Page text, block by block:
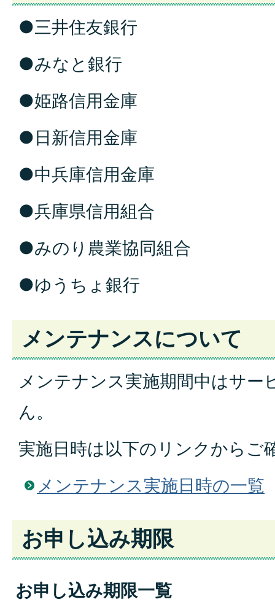
●三井住友銀行
●みなと銀行
●姫路信用金庫
●日新信用金庫
●中兵庫信用金庫
●兵庫県信用組合
●みのり農業協同組合
●ゆうちょ銀行
メンテナンスについて
メンテナンス実施期間中はサー
ん。
実施日時は以下のリンクからご
メンテナンス実施日時の一覧
お申し込み期限
お申し込み期限一覧